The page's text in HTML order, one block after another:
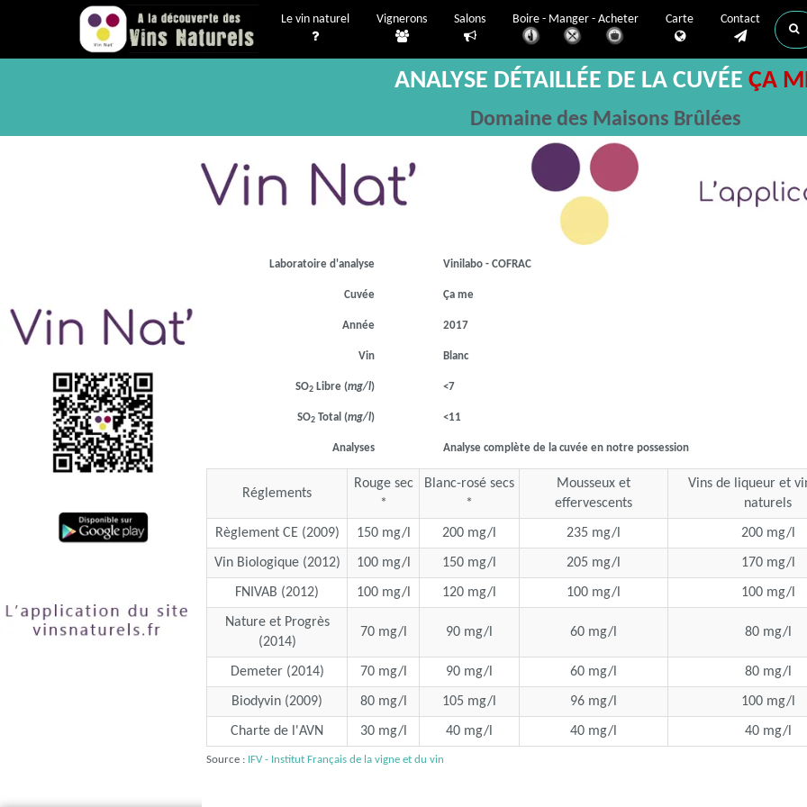
Le vin naturel Vignerons Salons Boire - Manger - Acheter Carte Contact
ANALYSE DÉTAILLÉE DE LA CUVÉE ÇA
Domaine des Maisons Brûlées
Laboratoire d'analyse
Cuvée
Année
Vin
SO2Libre (mg/l)
SO2Total (mg/l)
Analyses
Vinilabo - COFRAC
Ça me
2017
Blanc
<7
<11
Analyse complète de la cuvée en notre possession
Réglements
Rouge sec
*
Blanc-rosé secs
*
Mousseux et
effervescents
Vins de liqueur et
naturels
Règlement CE (2009) 150 mg/l 200 mg/l 235 mg/l 200 mg/l
Vin Biologique (2012) 100 mg/l 150 mg/l 205 mg/l 170 mg/l
FNIVAB (2012) 100 mg/l 120 mg/l 100 mg/l 100 mg/l
Nature et Progrès
(2014)
70 mg/l 90 mg/l 60 mg/l 80 mg/l
Demeter (2014) 70 mg/l 90 mg/l 60 mg/l 80 mg/l
Biodyvin (2009) 80 mg/l 105 mg/l 96 mg/l 100 mg/l
Charte de l'AVN 30 mg/l 40 mg/l 40 mg/l 40 mg/l
Source : IFV - Institut Français de la vigne et du vin